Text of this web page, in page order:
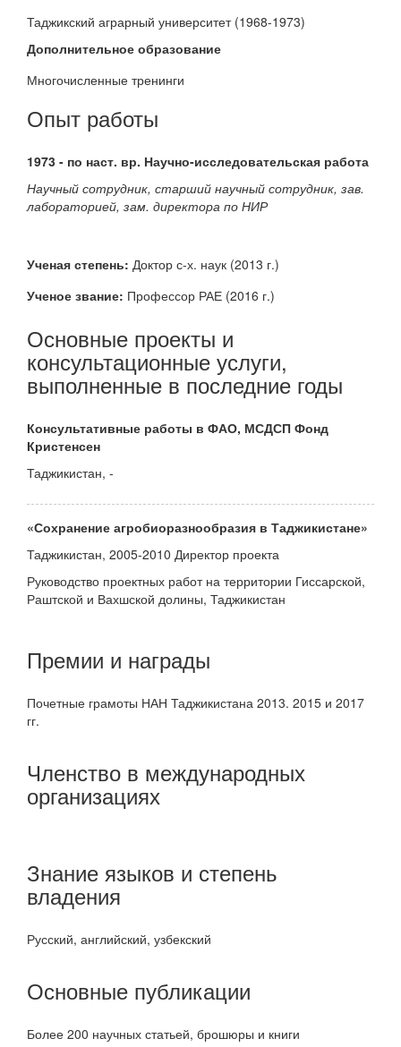
Таджикский аграрный университет (1968-1973)
Дополнительное образование
Многочисленные тренинги
Опыт работы
1973 - по наст. вр. Научно-исследовательская работа
Научный сотрудник, старший научный сотрудник, зав.
лабораторией, зам. директора по НИР
Ученая степень: Доктор с-х. наук (2013 г.)
Ученое звание: Профессор РАЕ (2016 г.)
Основные проекты и
консультационные услуги,
выполненные в последние годы
Консультативные работы в ФАО, МСДСП Фонд
Кристенсен
Таджикистан, -
«Сохранение агробиоразнообразия в Таджикистане»
Таджикистан, 2005-2010 Директор проекта
Руководство проектных работ на территории Гиссарской,
Раштской и Вахшской долины, Таджикистан
Премии и награды
Почетные грамоты НАН Таджикистана 2013. 2015 и 2017
гг.
Членство в международных
организациях
Знание языков и степень
владения
Русский, английский, узбекский
Основные публикации
Более 200 научных статьей, брошюры и книги